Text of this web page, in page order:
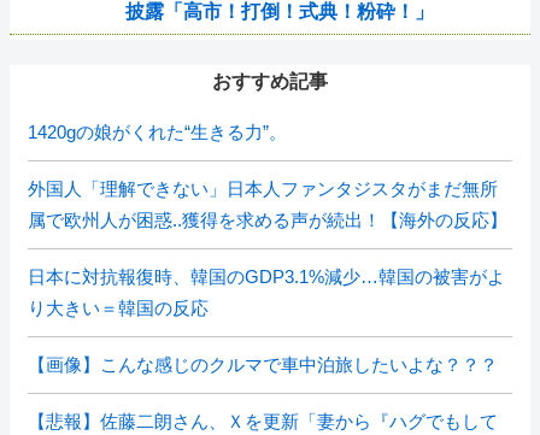
披露「高市！打倒！式典！粉砕！」
おすすめ記事
1420gの娘がくれた“生きる力”。
外国人「理解できない」日本人ファンタジスタがまだ無所
属で欧州人が困惑..獲得を求める声が続出！【海外の反応】
日本に対抗報復時、韓国のGDP3.1%減少…韓国の被害がよ
り大きい＝韓国の反応
【画像】こんな感じのクルマで車中泊旅したいよな？？？
【悲報】佐藤二朗さん、Ｘを更新「妻から『ハグでもして